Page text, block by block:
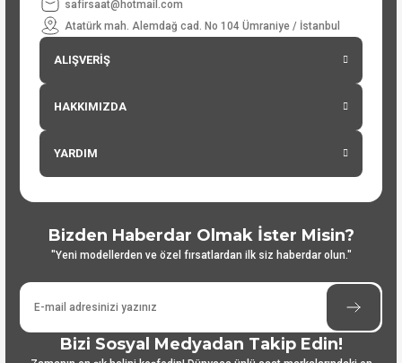
safirsaat@hotmail.com
Atatürk mah. Alemdağ cad. No 104 Ümraniye / İstanbul
ALIŞVERİŞ
HAKKIMIZDA
YARDIM
Bizden Haberdar Olmak İster Misin?
"Yeni modellerden ve özel fırsatlardan ilk siz haberdar olun."
Bizi Sosyal Medyadan Takip Edin!